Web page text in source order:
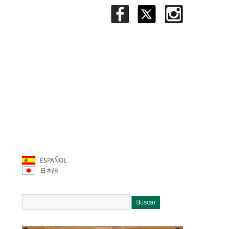
ESPAÑOL
日本語